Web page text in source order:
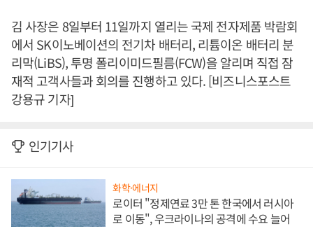
김 사장은 8일부터 11일까지 열리는 국제 전자제품 박람회
에서 SK이노베이션의 전기차 배터리, 리튬이온 배터리 분
리막(LiBS), 투명 폴리이미드필름(FCW)을 알리며 직접 잠
재적 고객사들과 회의를 진행하고 있다. [비즈니스포스트
강용규 기자]
인기기사
화학·에너지
로이터 "정제연료 3만 톤 한국에서 러시아
로 이동", 우크라이나의 공격에 수요 늘어